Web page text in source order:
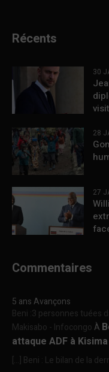
Récents
30
28
27
Commentaires
5 ans Avançons
Beni :3 personnes tuées
Makisabo - InfocongoÀ
attaque ADF à
[…] Beni : Le bilan de la